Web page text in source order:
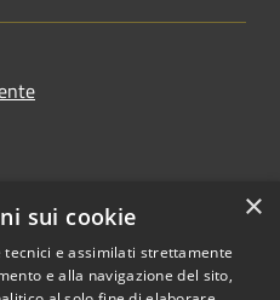
×
sui cookie
e assimilati strettamente
e alla navigazione del sito,